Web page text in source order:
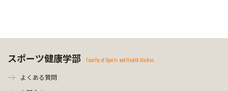
スポーツ健康学部 Faculty of Sports and Health Studies
よくある質問